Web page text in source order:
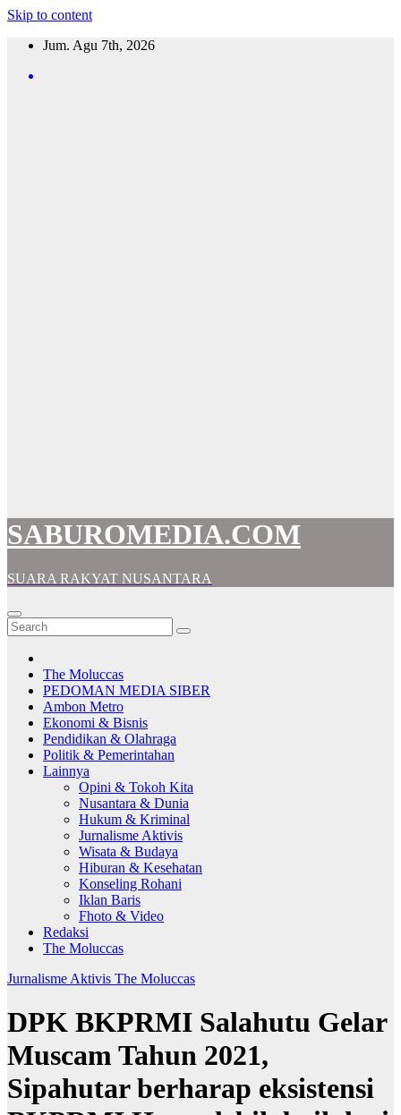
Skip to content
Jum. Agu 7th, 2026
SABUROMEDIA.COM
SUARA RAKYAT NUSANTARA
The Moluccas
PEDOMAN MEDIA SIBER
Ambon Metro
Ekonomi & Bisnis
Pendidikan & Olahraga
Politik & Pemerintahan
Lainnya
Opini & Tokoh Kita
Nusantara & Dunia
Hukum & Kriminal
Jurnalisme Aktivis
Wisata & Budaya
Hiburan & Kesehatan
Konseling Rohani
Iklan Baris
Fhoto & Video
Redaksi
The Moluccas
Jurnalisme Aktivis The Moluccas
DPK BKPRMI Salahutu Gelar
Muscam Tahun 2021,
Sipahutar berharap eksistensi